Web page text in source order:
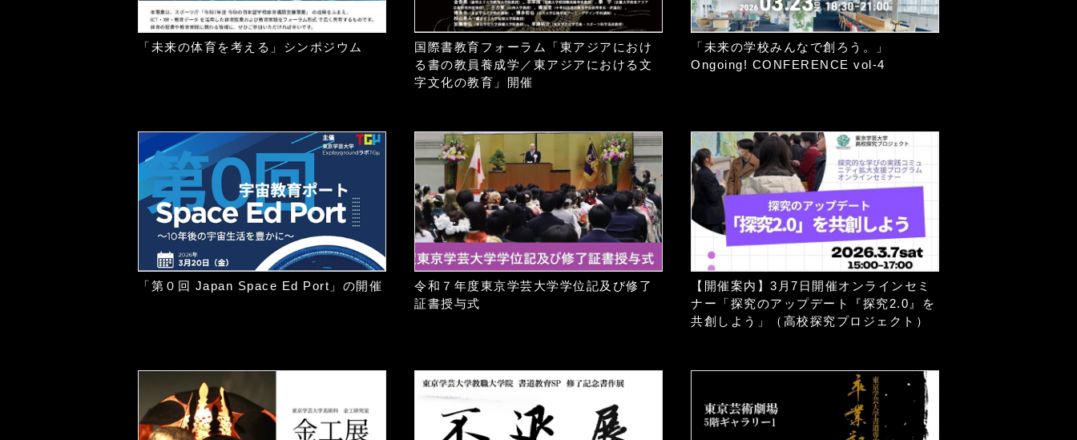
「未来の体育を考える」シンポジウム
国際書教育フォーラム「東アジアにおけ
る書の教員養成学／東アジアにおける文
字文化の教育」開催
「未来の学校みんなで創ろう。」
Ongoing! CONFERENCE vol-4
「第０回 Japan Space Ed Port」の開催
令和７年度東京学芸大学学位記及び修了
証書授与式
【開催案内】3月7日開催オンラインセミ
ナー「探究のアップデート『探究2.0』を
共創しよう」（高校探究プロジェクト）